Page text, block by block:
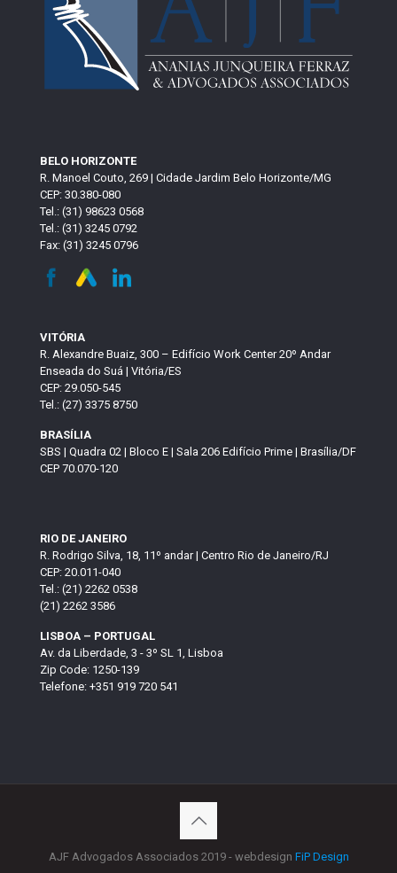
BELO HORIZONTE
R. Manoel Couto, 269 | Cidade Jardim Belo Horizonte/MG
CEP: 30.380-080
Tel.: (31) 98623 0568
Tel.: (31) 3245 0792
Fax: (31) 3245 0796
VITÓRIA
R. Alexandre Buaiz, 300 – Edifício Work Center 20º Andar
Enseada do Suá | Vitória/ES
CEP: 29.050-545
Tel.: (27) 3375 8750
BRASÍLIA
SBS | Quadra 02 | Bloco E | Sala 206 Edifício Prime | Brasília/DF
CEP 70.070-120
RIO DE JANEIRO
R. Rodrigo Silva, 18, 11º andar | Centro Rio de Janeiro/RJ
CEP: 20.011-040
Tel.: (21) 2262 0538
(21) 2262 3586
LISBOA – PORTUGAL
Av. da Liberdade, 3 - 3º SL 1, Lisboa
Zip Code: 1250-139
Telefone: +351 919 720 541
AJF Advogados Associados 2019 - webdesign FiP Design